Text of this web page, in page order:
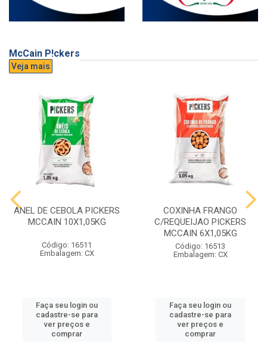
McCain P!ckers
Veja mais
ANEL DE CEBOLA PICKERS
MCCAIN 10X1,05KG
Código: 16511
Embalagem: CX
Faça seu login ou
cadastre-se para
ver preços e
comprar
COXINHA FRANGO
C/REQUEIJAO PICKERS
MCCAIN 6X1,05KG
Código: 16513
Embalagem: CX
Faça seu login ou
cadastre-se para
ver preços e
comprar